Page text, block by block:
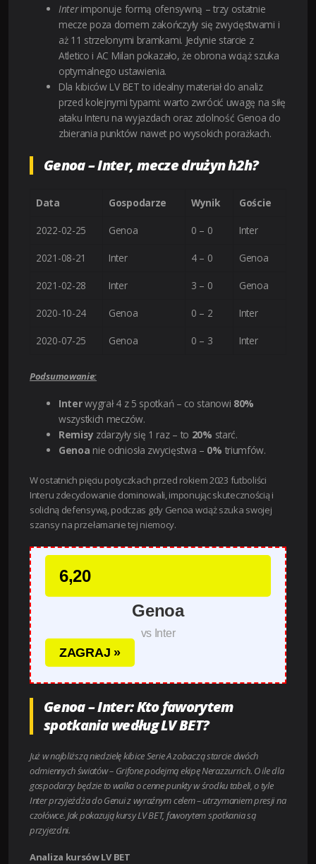
Interimponuje formą ofensywną – trzy ostatnie
mecze poza domem zakończyły się zwycięstwami i
aż 11 strzelonymi bramkami. Jedynie starcie z
Atletico i AC Milan pokazało, że obrona wciąż szuka
optymalnego ustawienia.
Dla kibiców LV BET to idealny materiał do analiz
przed kolejnymi typami: warto zwrócić uwagę na siłę
ataku Interu na wyjazdach oraz zdolność Genoa do
zbierania punktów nawet po wysokich porażkach.
Genoa – Inter, mecze drużyn h2h?
Data Gospodarze Wynik Goście
2022-02-25 Genoa 0 – 0 Inter
2021-08-21 Inter 4 – 0 Genoa
2021-02-28 Inter 3 – 0 Genoa
2020-10-24 Genoa 0 – 2 Inter
2020-07-25 Genoa 0 – 3 Inter
Podsumowanie:
Interwygrał 4 z 5 spotkań – co stanowi 80%
wszystkich meczów.
Remisy zdarzyły się 1 raz – to 20% starć.
Genoa nie odniosła zwycięstwa – 0% triumfów.
W ostatnich pięciu potyczkach przed rokiem 2023 futboliści
Interu zdecydowanie dominowali, imponując skutecznością i
solidną defensywą, podczas gdy Genoa wciąż szuka swojej
szansy na przełamanie tej niemocy.
6,20
Genoa
vs Inter
ZAGRAJ »
Genoa – Inter: Kto faworytem
spotkania według LV BET?
Już w najbliższą niedzielę kibice Serie A zobaczą starcie dwóch
odmiennych światów – Grifone podejmą ekipę Nerazzurrich. O ile dla
gospodarzy będzie to walka o cenne punkty w środku tabeli, o tyle
Inter przyjeżdża do Genui z wyraźnym celem – utrzymaniem presji na
czołówce. Jak pokazują kursy LV BET, faworytem spotkania są
przyjezdni.
Analiza kursów LV BET